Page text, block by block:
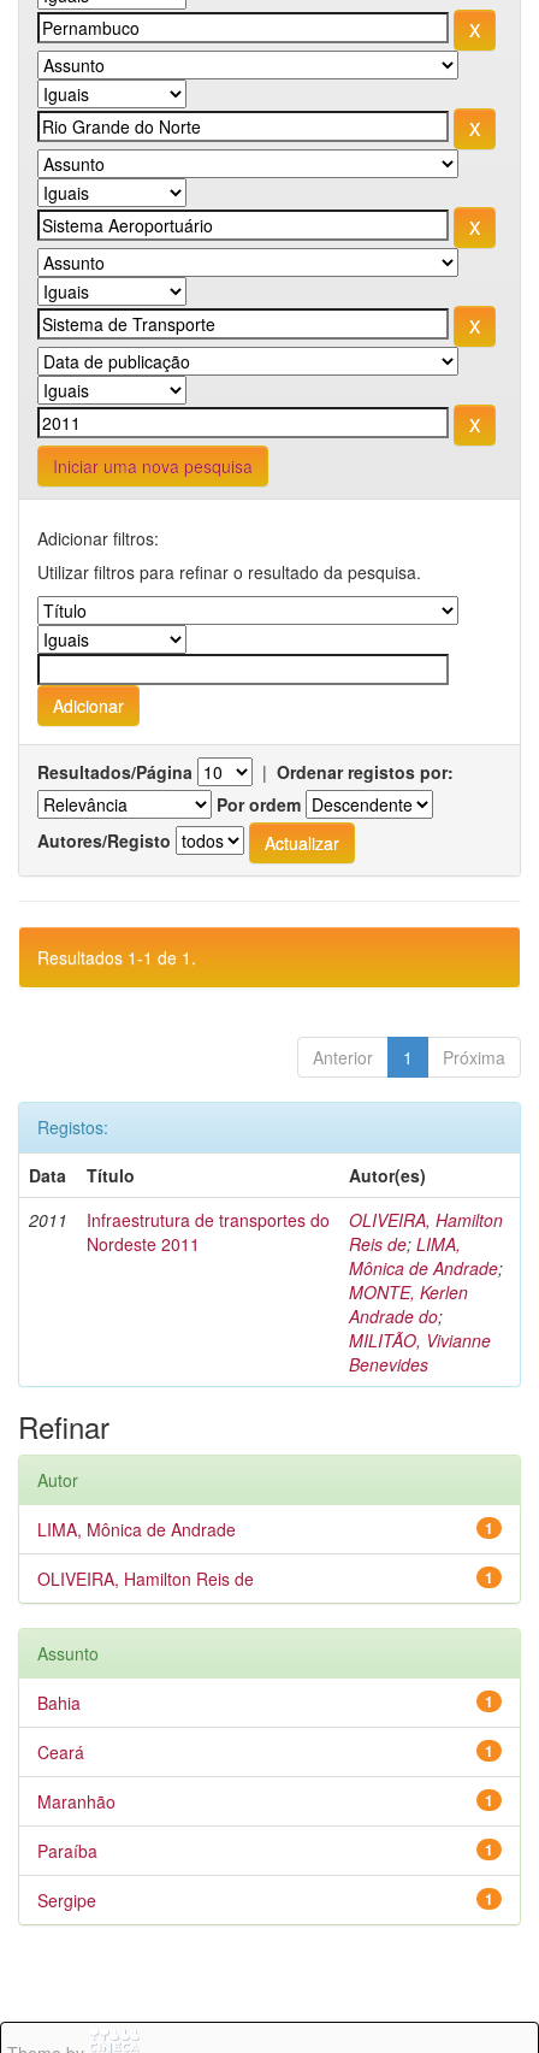
Iniciar uma nova pesquisa
Adicionar filtros:
Utilizar filtros para refinar o resultado da pesquisa.
Resultados/Página | Ordenar registos por:
Por ordem
Autores/Registo
Resultados 1-1 de 1.
Anterior 1 Próxima
Registos:
Data
Título
Autor(es)
2011
Infraestrutura de transportes do
Nordeste 2011
OLIVEIRA, Hamilton
Reis de; LIMA,
Mônica de Andrade;
MONTE, Kerlen
Andrade do;
MILITÃO, Vivianne
Benevides
Refinar
Autor
1
LIMA, Mônica de Andrade
1
OLIVEIRA, Hamilton Reis de
Assunto
1
Bahia
1
Ceará
1
Maranhão
1
Paraíba
1
Sergipe